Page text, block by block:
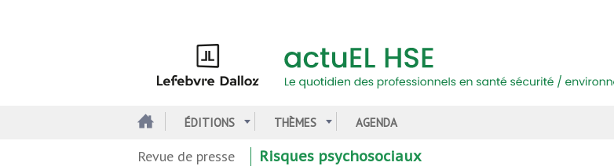
ÉDITIONS THÈMES AGENDA
Revue de presse Risques psychosociaux